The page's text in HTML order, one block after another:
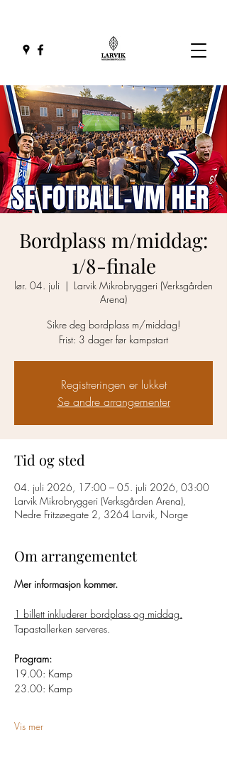
Bordplass m/middag:
1/8-finale
lør. 04. juli
  |
Larvik Mikrobryggeri (Verksgården
Arena)
Sikre deg bordplass m/middag!
Frist: 3 dager før kampstart
Registreringen er lukket
Se andre arrangementer
Tid og sted
04. juli 2026, 17:00 – 05. juli 2026, 03:00
Larvik Mikrobryggeri (Verksgården Arena),
Nedre Fritzøegate 2, 3264 Larvik, Norge
Om arrangementet
Mer informasjon kommer.
1 billett inkluderer bordplass og middag.
Tapastallerken serveres.
Program:
19.00: Kamp
23.00: Kamp
Vis mer